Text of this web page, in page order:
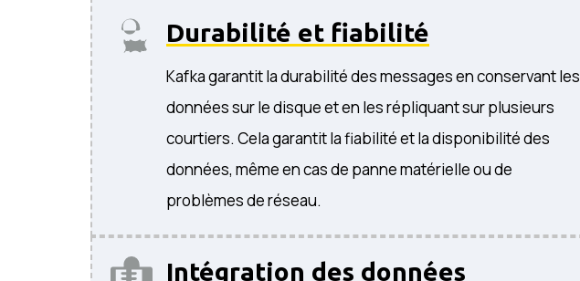
Durabilité et fiabilité
Kafka garantit la durabilité des messages en conservant les
données sur le disque et en les répliquant sur plusieurs
courtiers. Cela garantit la fiabilité et la disponibilité des
données, même en cas de panne matérielle ou de
problèmes de réseau.
Intégration des données